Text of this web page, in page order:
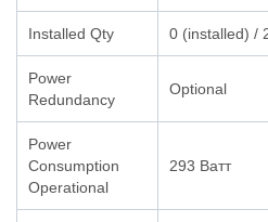
Installed Qty 0 (installed) /
Power
Redundancy
Optional
Power
Consumption
Operational
293 Ватт